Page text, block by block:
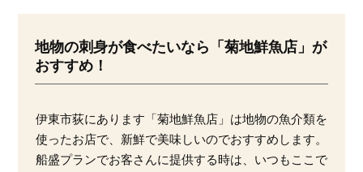
地物の刺身が食べたいなら「菊地鮮魚店」が
おすすめ！
伊東市荻にあります「菊地鮮魚店」は地物の魚介類を
使ったお店で、新鮮で美味しいのでおすすめします。
船盛プランでお客さんに提供する時は、いつもここで